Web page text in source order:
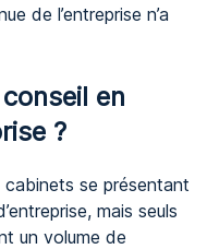
de l’entreprise n’a
en
?
se présentant
mais seuls
un volume de